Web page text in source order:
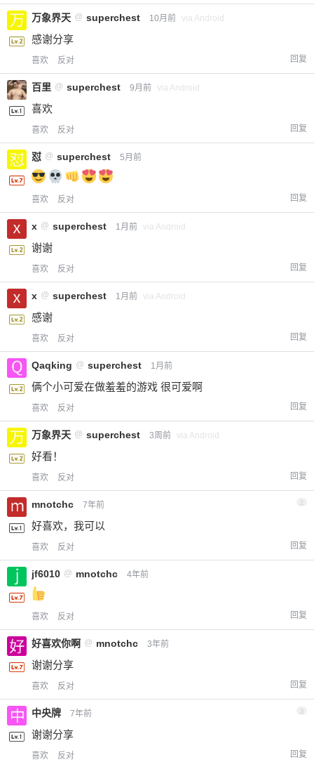
万象界天 @ superchest 10月前 via Android
感谢分享
喜欢 反对 回复
百里 @ superchest 9月前 via Android
喜欢
喜欢 反对 回复
怼 @ superchest 5月前
喜欢 反对 回复
x @ superchest 1月前 via Android
谢谢
喜欢 反对 回复
x @ superchest 1月前 via Android
感谢
喜欢 反对 回复
Qaqking @ superchest 1月前
俩个小可爱在做羞羞的游戏 很可爱啊
喜欢 反对 回复
万象界天 @ superchest 3周前 via Android
好看！
喜欢 反对 回复
mnotchc 7年前 2
好喜欢，我可以
喜欢 反对 回复
jf6010 @ mnotchc 4年前
喜欢 反对 回复
好喜欢你啊 @ mnotchc 3年前
谢谢分享
喜欢 反对 回复
中央牌 7年前 3
谢谢分享
喜欢 反对 回复